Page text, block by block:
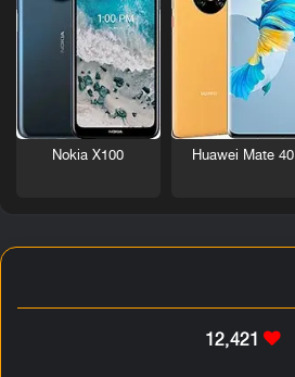
Huawei Mate 40
Nokia X100
12٬421